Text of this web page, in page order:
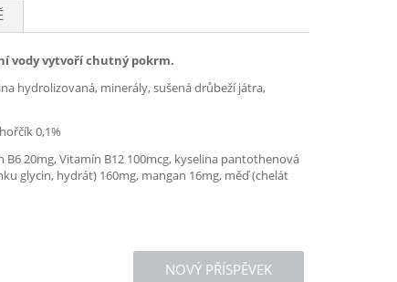
vody vytvoří chutný pokrm.
hydrolizovaná, minerály, sušená drůbeží játra,
0,1%
B6 20mg, Vitamín B12 100mcg, kyselina pantothenová
glycin, hydrát) 160mg, mangan 16mg, měď (chelát
NOVÝ PŘÍSPĚVEK